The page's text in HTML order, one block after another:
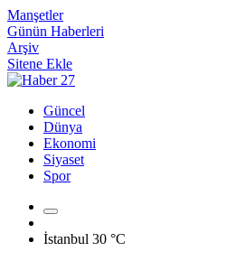
Manşetler
Günün Haberleri
Arşiv
Sitene Ekle
Güncel
Dünya
Ekonomi
Siyaset
Spor
İstanbul 30 °C